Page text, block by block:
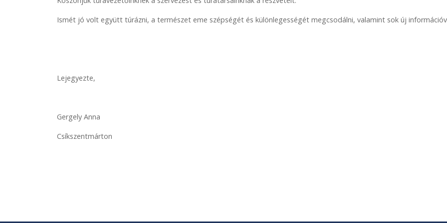
Ismét jó volt együtt túrázni, a természet eme szépségét és különlegességét megcsodálni, valamint sok új
Lejegyezte,
Gergely Anna
Csíkszentmárton